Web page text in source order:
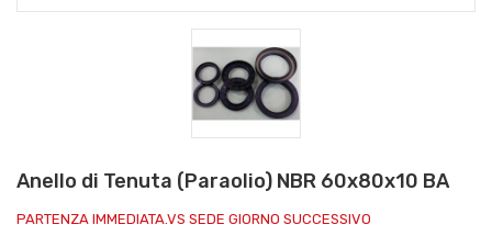
Anello di Tenuta (Paraolio) NBR 60x80x10 BA
PARTENZA IMMEDIATA.VS SEDE GIORNO SUCCESSIVO